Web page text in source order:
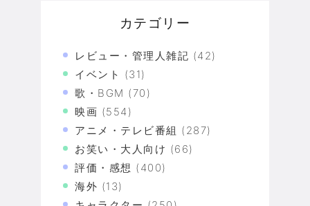
カテゴリー
レビュー・管理人雑記 (42)
イベント (31)
歌・BGM (70)
映画 (554)
アニメ・テレビ番組 (287)
お笑い・大人向け (66)
評価・感想 (400)
海外 (13)